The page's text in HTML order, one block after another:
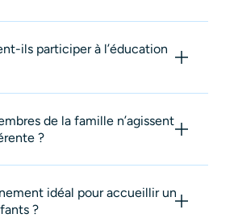
ils participer à l’éducation
de la famille n’agissent
?
idéal pour accueillir un
?